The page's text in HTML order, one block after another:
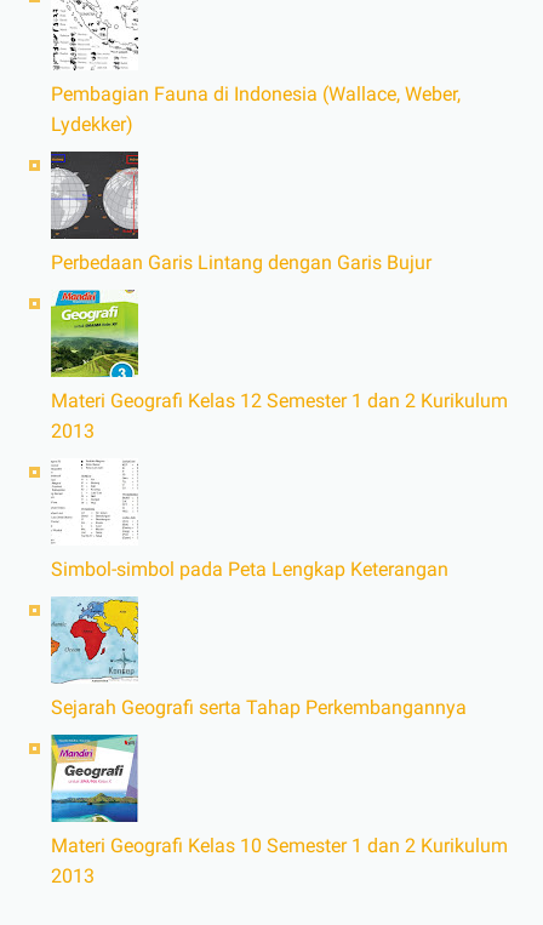
Pembagian Fauna di Indonesia (Wallace, Weber,
Lydekker)
Perbedaan Garis Lintang dengan Garis Bujur
Materi Geografi Kelas 12 Semester 1 dan 2 Kurikulum
2013
Simbol-simbol pada Peta Lengkap Keterangan
Sejarah Geografi serta Tahap Perkembangannya
Materi Geografi Kelas 10 Semester 1 dan 2 Kurikulum
2013